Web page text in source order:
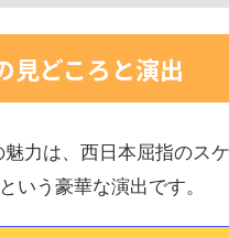
見どころと演出
力は、西日本屈指のス
という豪華な演出です。